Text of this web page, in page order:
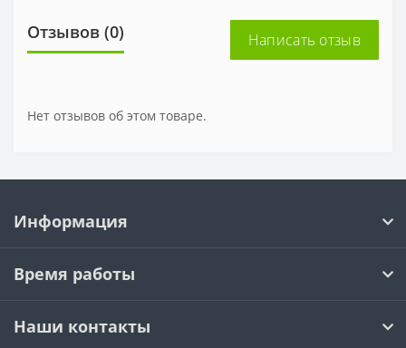
Отзывов (0) Написать отзыв
Нет отзывов об этом товаре.
Информация
Время работы
Наши контакты